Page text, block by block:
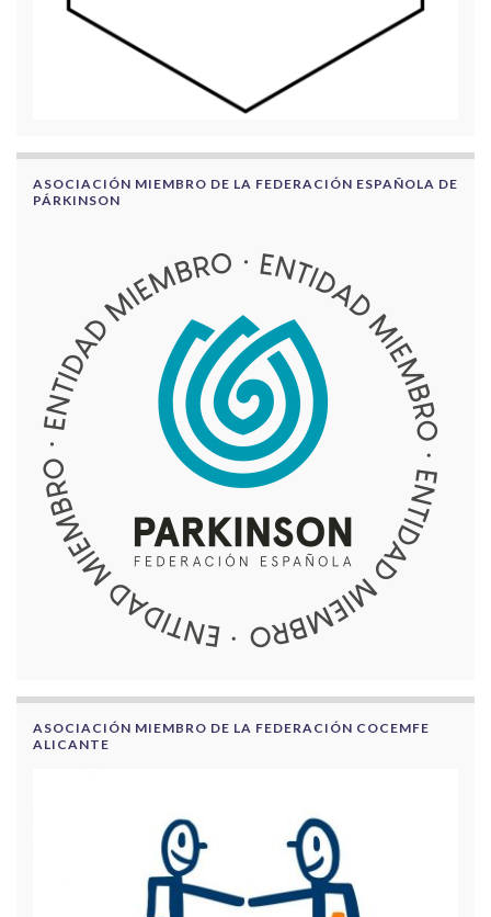
ASOCIACIÓN MIEMBRO DE LA FEDERACIÓN ESPAÑOLA DE
PÁRKINSON
ASOCIACIÓN MIEMBRO DE LA FEDERACIÓN COCEMFE
ALICANTE